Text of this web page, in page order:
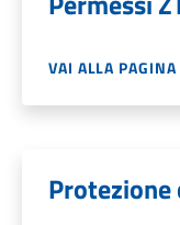
VAI ALLA PAGINA